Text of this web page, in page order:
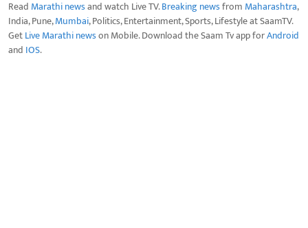
Read Marathi newsand watch Live TV.Breaking newsfrom Maharashtra,
India, Pune,Mumbai, Politics, Entertainment, Sports, Lifestyle at SaamTV.
GetLive Marathi newson Mobile. Download the Saam Tv app forAndroid
and IOS.